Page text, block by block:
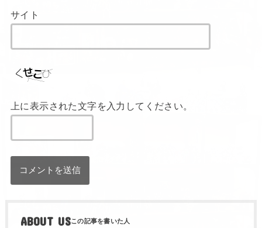
サイト
上に表示された文字を入力してください。
ABOUT US